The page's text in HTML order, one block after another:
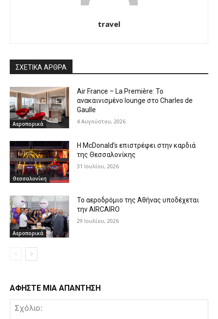
travel
ΣΧΕΤΙΚΑ ΑΡΘΡΑ
Αεροπορικά
Air France – La Première: Το
ανακαινισμένο lounge στο Charles de
Gaulle
4 Αυγούστου, 2026
Θεσσαλονίκη
Η McDonald’s επιστρέφει στην καρδιά
της Θεσσαλονίκης
31 Ιουλίου, 2026
Αεροπορικά
Το αεροδρόμιο της Αθήνας υποδέχεται
την AIRCAIRO
29 Ιουλίου, 2026
ΑΦΗΣΤΕ ΜΙΑ ΑΠΑΝΤΗΣΗ